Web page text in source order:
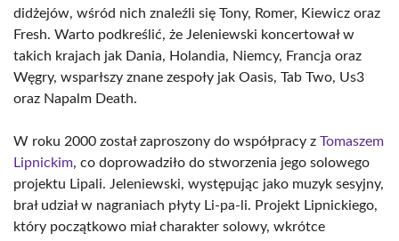
didżejów, wśród nich znaleźli się Tony, Romer, Kiewicz oraz
Fresh. Warto podkreślić, że Jeleniewski koncertował w
takich krajach jak Dania, Holandia, Niemcy, Francja oraz
Węgry, wsparłszy znane zespoły jak Oasis, Tab Two, Us3
oraz Napalm Death.
W roku 2000 został zaproszony do współpracy z Tomaszem
Lipnickim, co doprowadziło do stworzenia jego solowego
projektu Lipali. Jeleniewski, występując jako muzyk sesyjny,
brał udział w nagraniach płyty Li-pa-li. Projekt Lipnickiego,
który początkowo miał charakter solowy, wkrótce